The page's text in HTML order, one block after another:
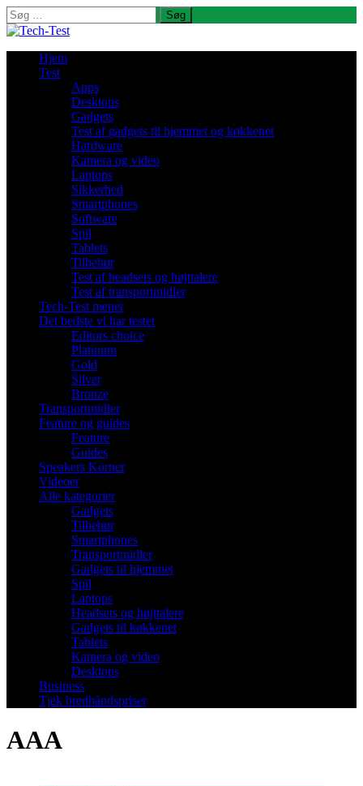
Søg
efter:
Hjem
Test
Apps
Desktops
Gadgets
Test af gadgets til hjemmet og køkkenet
Hardware
Kamera og video
Laptops
Sikkerhed
Smartphones
Software
Spil
Tablets
Tilbehør
Test af headsets og højttalere
Test af transportmidler
Tech-Test mener
Det bedste vi har testet
Editors choice
Platinum
Gold
Silver
Bronze
Transportmidler
Feature og guides
Feature
Guides
Speakers Korner
Videoer
Alle kategorier
Gadgets
Tilbehør
Smartphones
Transportmidler
Gadgets til hjemmet
Spil
Laptops
Headsets og højttalere
Gadgets til køkkenet
Tablets
Kamera og video
Desktops
Business
Tjek bredbåndspriser
AAA